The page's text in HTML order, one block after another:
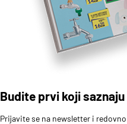
Budite prvi koji
Prijavite se na newsletter i